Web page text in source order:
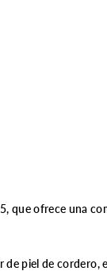
que ofrece una
de piel de cordero,